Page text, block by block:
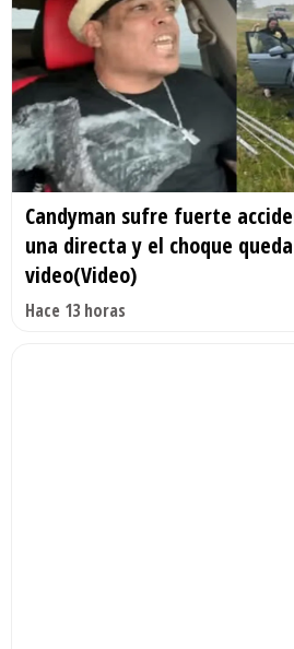
Candyman sufre fuerte
una directa y el choque
video(Video)
Hace 13 horas